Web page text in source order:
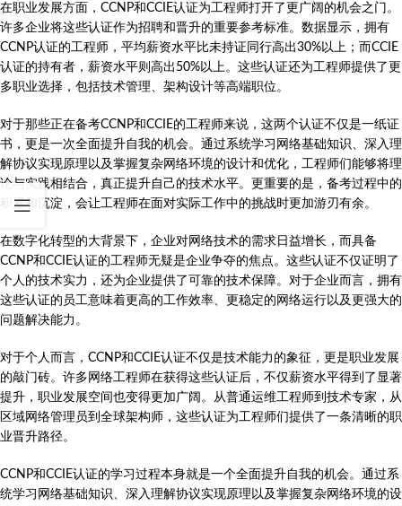
在职业发展方面，CCNP和CCIE认证为工程师打开了更广阔的机会之门。
许多企业将这些认证作为招聘和晋升的重要参考标准。数据显示，拥有
CCNP认证的工程师，平均薪资水平比未持证同行高出30%以上；而CCIE
认证的持有者，薪资水平则高出50%以上。这些认证还为工程师提供了更
多职业选择，包括技术管理、架构设计等高端职位。
对于那些正在备考CCNP和CCIE的工程师来说，这两个认证不仅是一纸证
书，更是一次全面提升自我的机会。通过系统学习网络基础知识、深入理
解协议实现原理以及掌握复杂网络环境的设计和优化，工程师们能够将理
论与实践相结合，真正提升自己的技术水平。更重要的是，备考过程中的
积累和沉淀，会让工程师在面对实际工作中的挑战时更加游刃有余。
在数字化转型的大背景下，企业对网络技术的需求日益增长，而具备
CCNP和CCIE认证的工程师无疑是企业争夺的焦点。这些认证不仅证明了
个人的技术实力，还为企业提供了可靠的技术保障。对于企业而言，拥有
这些认证的员工意味着更高的工作效率、更稳定的网络运行以及更强大的
问题解决能力。
对于个人而言，CCNP和CCIE认证不仅是技术能力的象征，更是职业发展
的敲门砖。许多网络工程师在获得这些认证后，不仅薪资水平得到了显著
提升，职业发展空间也变得更加广阔。从普通运维工程师到技术专家，从
区域网络管理员到全球架构师，这些认证为工程师们提供了一条清晰的职
业晋升路径。
CCNP和CCIE认证的学习过程本身就是一个全面提升自我的机会。通过系
统学习网络基础知识、深入理解协议实现原理以及掌握复杂网络环境的设